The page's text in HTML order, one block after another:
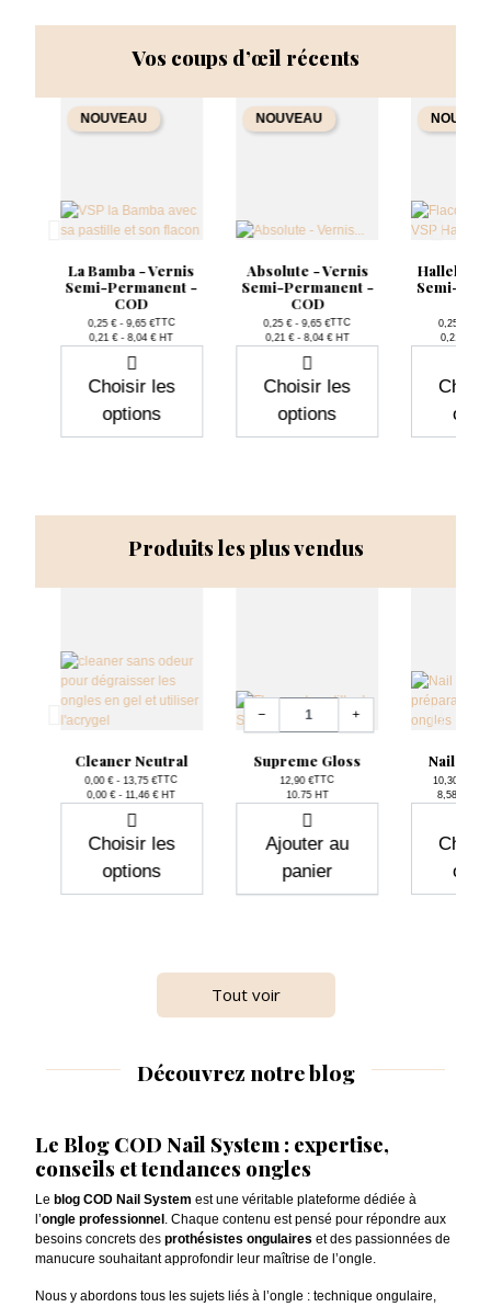
Vos coups d’œil récents
La Bamba - Vernis
Semi-Permanent -
COD
Prix
0,25 € - 9,65 €TTC
0,21 € - 8,04 € HT
Choisir les
options
NOUVEAU
Absolute - Vernis
Semi-Permanent -
COD
Prix
0,25 € - 9,65 €TTC
0,21 € - 8,04 € HT
Choisir les
options
NOUVEAU
Semi-
0,25 € -
0,21 € -
Produits les plus vendus
Cleaner Neutral
Prix
0,00 € - 13,75 €TTC
0,00 € - 11,46 € HT
Choisir les
options
Supreme Gloss
Prix
12,90 €TTC
10.75 HT
Quantité
− +
Ajouter au
panier
Nail
10,30 € -
8,58 € -
Tout voir
Découvrez notre blog
Le Blog COD Nail System : expertise,
conseils et tendances ongles
Le blog COD Nail System est une véritable plateforme dédiée à
l’ongle professionnel . Chaque contenu est pensé pour répondre aux
besoins concrets desprothésistes ongulaires et des passionnées de
manucure souhaitant approfondir leur maîtrise de l’ongle.
Nous y abordons tous les sujets liés à l’ongle : technique ongulaire,